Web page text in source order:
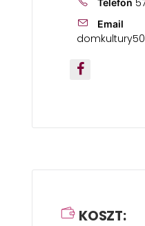
Telefon
Email
KOSZT: